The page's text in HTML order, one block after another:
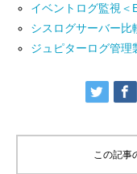
イベントログ監視＜
シスログサーバー比
ジュピターログ管理
この記事